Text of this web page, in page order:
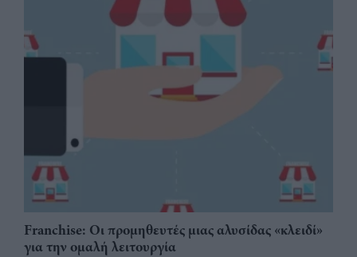
Franchise: Οι προμηθευτές μιας αλυσίδας «κλειδί»
για την ομαλή λειτουργία